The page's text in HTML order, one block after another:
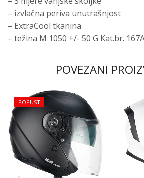
– izvlačna periva unutrašnjost
– ExtraCool tkanina
– težina M 1050 +/- 50 G Kat.br.
POVEZANI
POPUST